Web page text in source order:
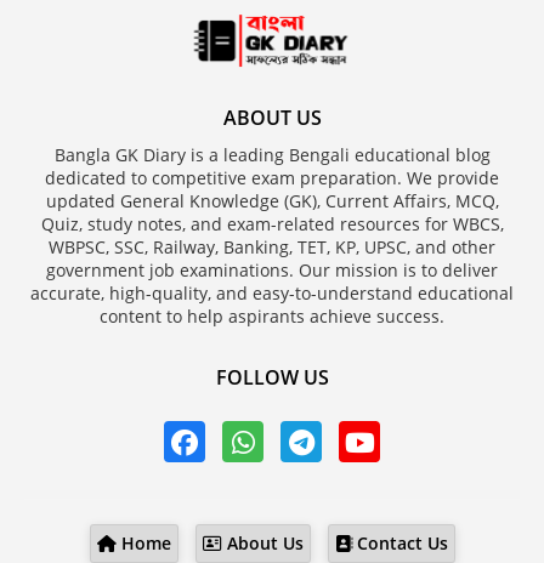
ABOUT US
Bangla GK Diary is a leading Bengali educational blog
dedicated to competitive exam preparation. We provide
updated General Knowledge (GK), Current Affairs, MCQ,
Quiz, study notes, and exam-related resources for WBCS,
WBPSC, SSC, Railway, Banking, TET, KP, UPSC, and other
government job examinations. Our mission is to deliver
accurate, high-quality, and easy-to-understand educational
content to help aspirants achieve success.
FOLLOW US
Home About Us Contact Us